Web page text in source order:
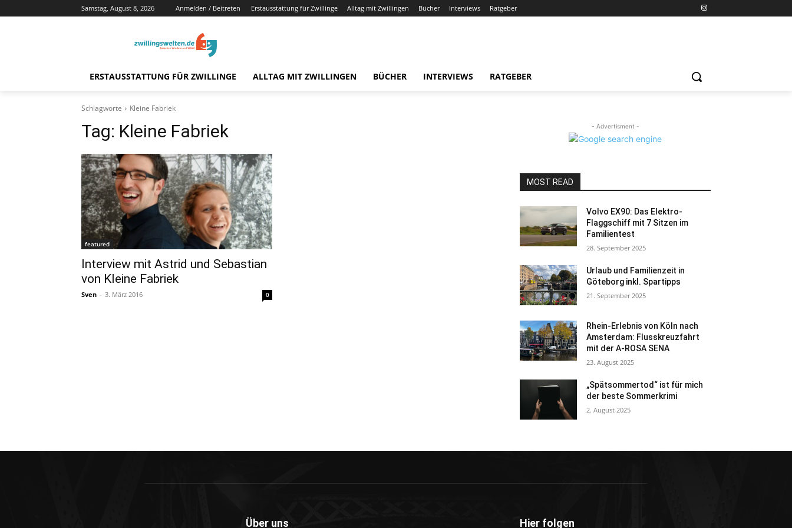
Samstag, August 8, 2026 Anmelden / Beitreten Erstausstattung für Zwillinge Alltag mit Zwillingen Bücher Interviews Ratgeber
ERSTAUSSTATTUNG FÜR ZWILLINGE ALLTAG MIT ZWILLINGEN BÜCHER INTERVIEWS RATGEBER
Schlagworte Kleine Fabriek
Tag: Kleine Fabriek
featured
Interview mit Astrid und Sebastian
von Kleine Fabriek
Sven - 3. März 2016 0
- Advertisment -
MOST READ
Volvo EX90: Das Elektro-
Flaggschiff mit 7 Sitzen im
Familientest
28. September 2025
Urlaub und Familienzeit in
Göteborg inkl. Spartipps
21. September 2025
Rhein-Erlebnis von Köln nach
Amsterdam: Flusskreuzfahrt
mit der A-ROSA SENA
23. August 2025
„Spätsommertod“ ist für mich
der beste Sommerkrimi
2. August 2025
Über uns Hier folgen